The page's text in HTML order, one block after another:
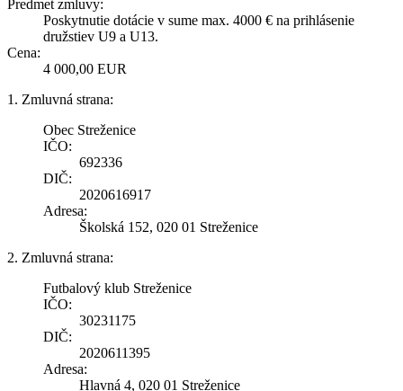
Predmet zmluvy:
Poskytnutie dotácie v sume max. 4000 € na prihlásenie
družstiev U9 a U13.
Cena:
4 000,00 EUR
1. Zmluvná strana:
Obec Streženice
IČO:
692336
DIČ:
2020616917
Adresa:
Školská 152, 020 01 Streženice
2. Zmluvná strana:
Futbalový klub Streženice
IČO:
30231175
DIČ:
2020611395
Adresa:
Hlavná 4, 020 01 Streženice